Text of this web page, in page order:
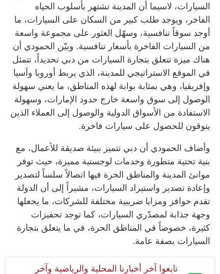
السيارات، لاسيما أن المدينة تشتهر بأسلوب الحياه
الفاخر، ويوجد طلب كبير من السكان على السيارات، ما
أوجد سوقاً تنافسية، وسهّل العثور على مجموعة واسعة
من السيارات الفاخرة بأسعار تنافسية. وبيّن الحمودي أن
هناك ميزة تتعلق بتجارة السيارات من دبي تحديداً، تتمثل
في الموقع الاستراتيجي للمدينة، الذي يربط أوروبا وآسيا
وإفريقيا، وهي بمثابة بوابة لهذه المناطق، ما يعني سهولة
الوصول إلى سوق واسعة خارج حدود الإمارات، وسهولة
الاستفادة من الأسواق الدولية والوصول إلى العملاء الذين
يتوقون للحصول على سيارات فاخرة.
وأضاف الحمودي أن دبي تتميز ببيئة صديقة للأعمال، مع
بنية تحتية متطورة وخدمات لوجستية مميزة، حيث توفر
موانئ المدينة والمناطق الحرة فيها اتصالاً سلساً لتصدير
وإعادة تصدير واستيراد السيارات، مشيراً إلى أن الدولة
تقدم حوافز ومزايا ضريبية مختلفة للشركات، ما يجعلها
وجهة جذابة لمصدّري السيارات، كما توجد تحفيزات
كثيرة، خصوصاً في المناطق الحرة، في ما يتعلق بتجارة
السيارات بصفة عامة.
تابعوا آخر أخبارنا المحلية والرياضية وآخر